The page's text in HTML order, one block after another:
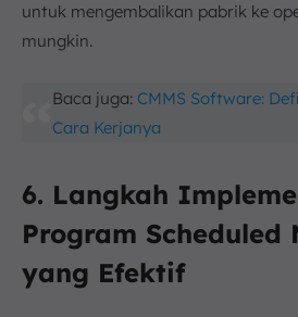
untuk mengembalikan pabrik ke
mungkin.
Baca juga: CMMS Software:
Cara Kerjanya
6. Langkah
Program Scheduled
yang Efektif